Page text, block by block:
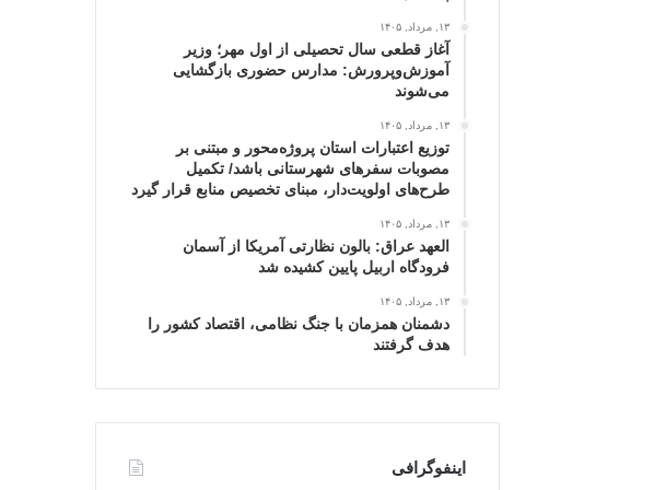
۱۳, مرداد, ۱۴۰۵
آغاز قطعی سال تحصیلی از اول مهر؛ وزیر
آموزش‌وپرورش: مدارس حضوری بازگشایی
می‌شوند
۱۳, مرداد, ۱۴۰۵
توزیع اعتبارات استان پروژه‌محور و مبتنی بر
مصوبات سفرهای شهرستانی باشد/ تکمیل
طرح‌های اولویت‌دار، مبنای تخصیص منابع قرار گیرد
۱۳, مرداد, ۱۴۰۵
العهد عراق: بالون نظارتی آمریکا از آسمان
فرودگاه اربیل پایین کشیده شد
۱۳, مرداد, ۱۴۰۵
دشمنان همزمان با جنگ نظامی، اقتصاد کشور را
هدف گرفتند
اینفوگرافی